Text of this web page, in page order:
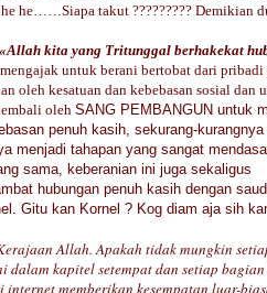
he he……Siapa takut ????????? Demikian
«Allah kita yang Tritunggal berhakekat
untuk berani bertobat dari pribadi
oleh kesatuan dan kebebasan sosial dan
oleh SANG PEMBANGUN untuk
penuh kasih, sekurang-kurangnya
menjadi tahapan yang sangat
sama, keberanian ini juga sekaligus
hubungan penuh kasih dengan
Gitu kan Kornel ? Kog diam aja sih
Allah. Apakah tidak mung­kin
dalam kapitel setempat dan setiap
memberikan kesempatan luar-